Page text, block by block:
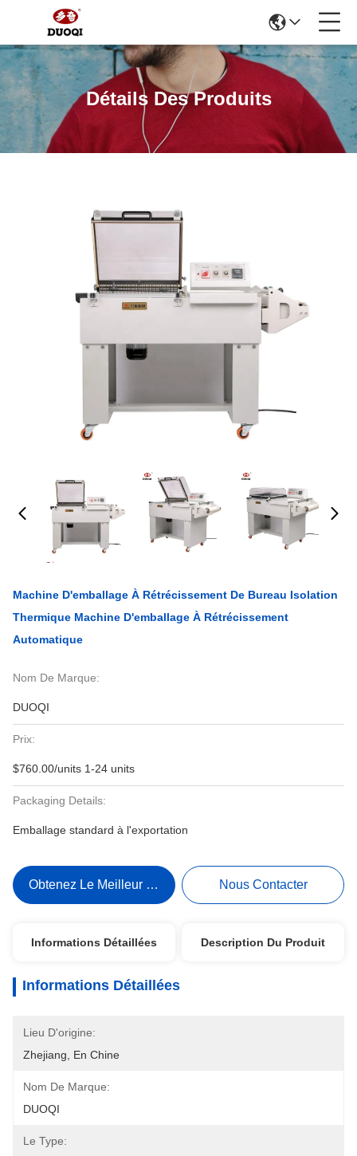
Détails Des Produits
Machine D'emballage À Rétrécissement De Bureau Isolation
Thermique Machine D'emballage À Rétrécissement
Automatique
Nom De Marque:
DUOQI
Prix:
$760.00/units 1-24 units
Packaging Details:
Emballage standard à l'exportation
Obtenez Le Meilleur Prix Nous Contacter
Informations Détaillées Description Du Produit
Informations Détaillées
Lieu D'origine:
Zhejiang, En Chine
Nom De Marque:
DUOQI
Le Type: